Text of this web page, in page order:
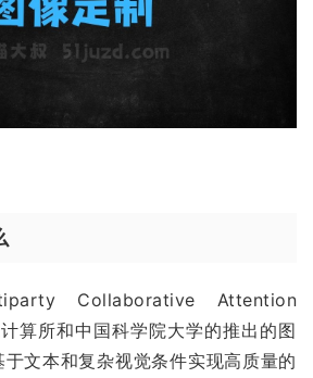
Collaborative Attention
算所和中国科学院大学的推出的图
文本和复杂视觉条件实现高质量的